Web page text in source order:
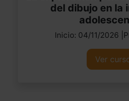
del dibujo en la
Inicio: 04/11/2026
Ver